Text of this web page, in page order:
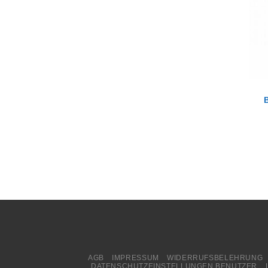
AGB IMPRESSUM WIDERRUFSBELEHRUNG
DATENSCHUTZEINSTELLUNGEN BENUTZER